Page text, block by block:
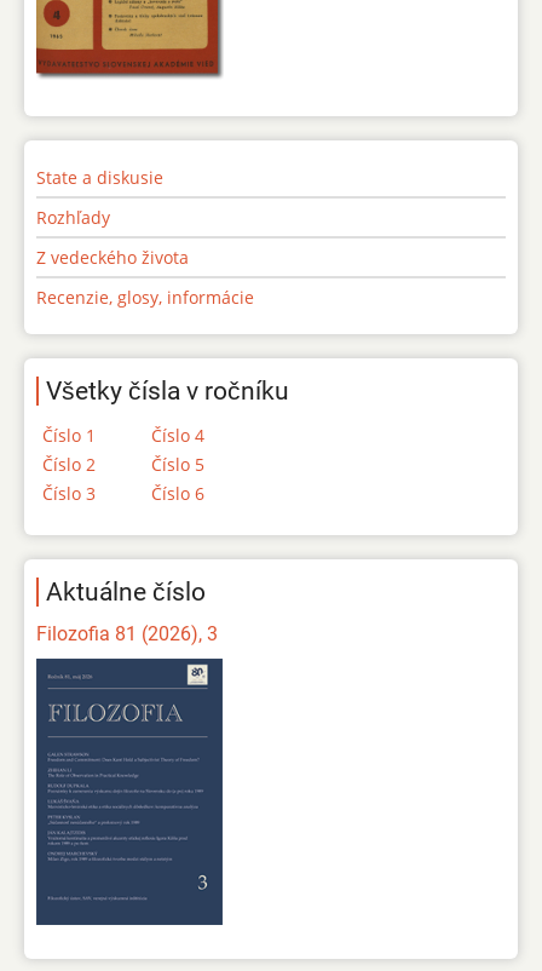
State a diskusie
Rozhľady
Z vedeckého života
Recenzie, glosy, informácie
Všetky čísla v ročníku
Číslo 1
Číslo 2
Číslo 3
Číslo 4
Číslo 5
Číslo 6
Aktuálne číslo
Filozofia 81 (2026), 3